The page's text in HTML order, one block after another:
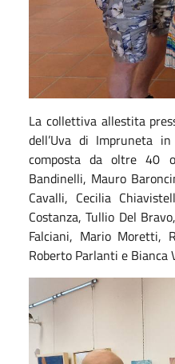
La collettiva allestita
dell’Uva di Impruneta
composta da oltre 40
Bandinelli, Mauro
Cavalli, Cecilia
Costanza, Tullio Del
Falciani, Mario Moretti,
Roberto Parlanti e Bianca